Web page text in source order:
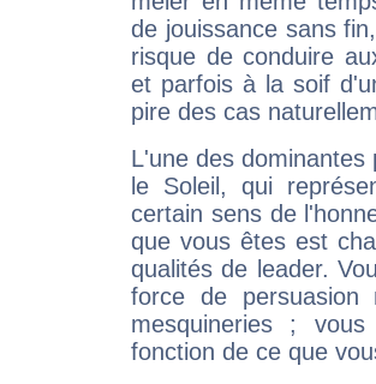
de jouissance sans
risque de conduire
et parfois à la soif
pire des cas
L'une des
le Soleil, qui
certain sens de
que vous êtes est
qualités de leader.
force de
mesquineries ;
fonction de ce que